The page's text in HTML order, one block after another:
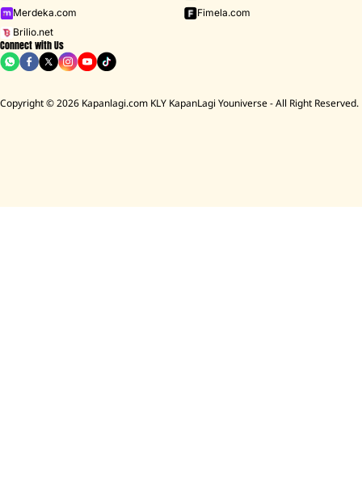
Merdeka.com
Fimela.com
Brilio.net
Connect with Us
Copyright © 2026 Kapanlagi.com KLY KapanLagi Youniverse - All Right Reserved.